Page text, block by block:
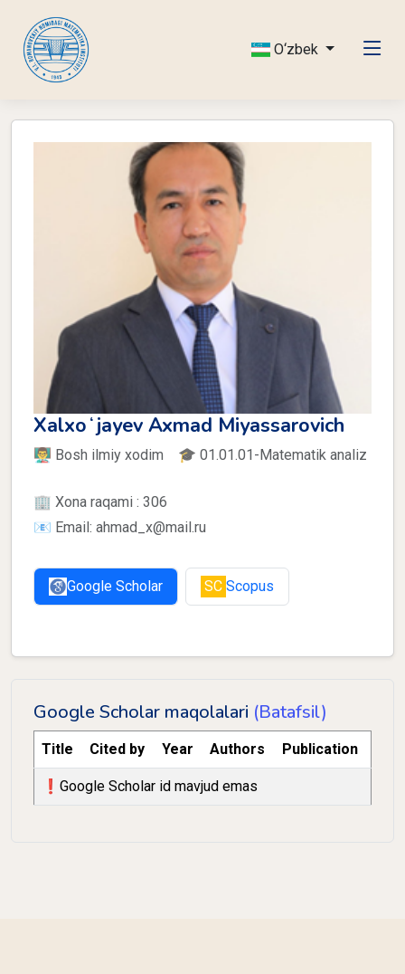
O‘zbek
Xalxoʻjayev Axmad Miyassarovich
👨‍🏫 Bosh ilmiy xodim 🎓 01.01.01-Matematik analiz
🏢 Xona raqami : 306
📧 Email: ahmad_x@mail.ru
Google Scholar SC Scopus
Google Scholar maqolalari (Batafsil)
Title Cited by Year Authors Publication
❗️Google Scholar id mavjud emas